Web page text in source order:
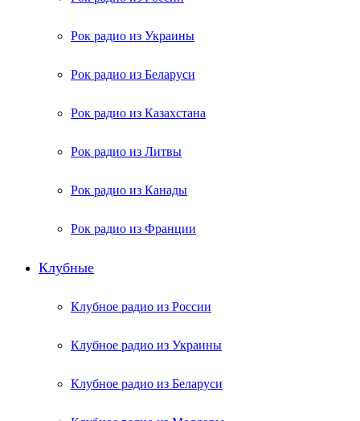
Рок радио из Украины
Рок радио из Беларуси
Рок радио из Казахстана
Рок радио из Литвы
Рок радио из Канады
Рок радио из Франции
Клубные
Клубное радио из России
Клубное радио из Украины
Клубное радио из Беларуси